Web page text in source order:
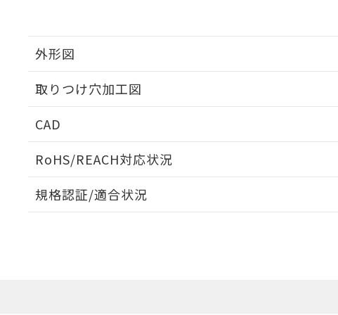
外形図
取りつけ穴加工図
CAD
RoHS/REACH対応状況
EU RoHS 注意事項・凡例
規格認証/適合状況